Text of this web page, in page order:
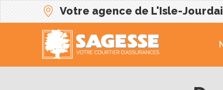
Votre agence de L'Isle-